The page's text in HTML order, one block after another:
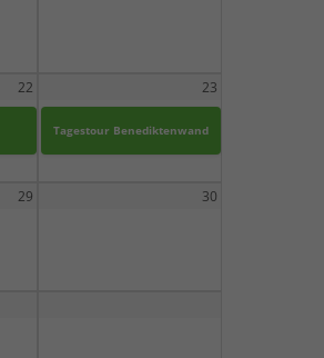
22 23
Tagestour Benediktenwand
29 30